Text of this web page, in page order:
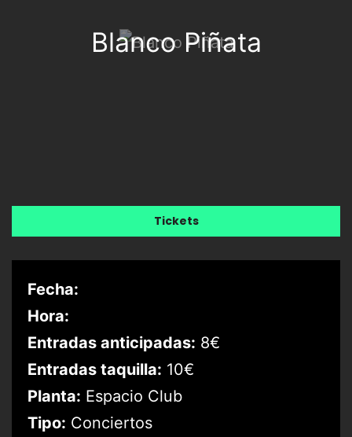
Blanco Piñata
Tickets
Fecha:
Hora:
Entradas anticipadas: 8€
Entradas taquilla: 10€
Planta: Espacio Club
Tipo: Conciertos